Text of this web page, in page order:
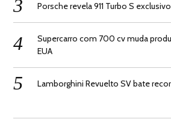
Porsche revela 911 Turbo S exclusivo
Supercarro com 700 cv muda
EUA
Lamborghini Revuelto SV bate